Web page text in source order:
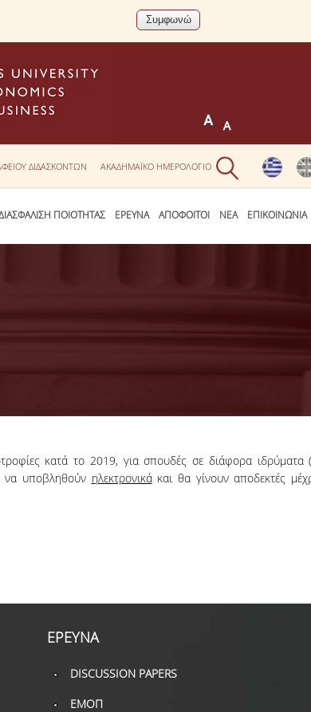
ΔΙΔΑΣΚΟΝΤΩΝ ΑΚΑΔΗΜΑΪΚΟ ΗΜΕΡΟΛΟΓΙΟ
ΠΟΙΟΤΗΤΑΣ ΕΡΕΥΝΑ ΑΠΟΦΟΙΤΟΙ ΝΕΑ ΕΠΙΚΟΙΝΩΝΙΑ
κατά το 2019, για σπουδές σε διάφορα ιδρύματα
να υποβληθούν ηλεκτρονικάκαι θα γίνουν αποδεκτές
ΕΡΕΥΝΑ
DISCUSSION PAPERS
ΕΜΟΠ